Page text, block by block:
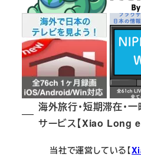
海外旅行・短期滞在・
サービス【Xiao Long
当社で運営している【